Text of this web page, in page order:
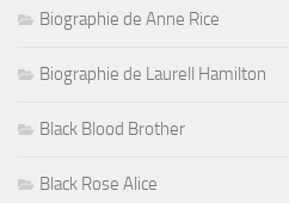
Biographie de Anne Rice
Biographie de Laurell Hamilton
Black Blood Brother
Black Rose Alice